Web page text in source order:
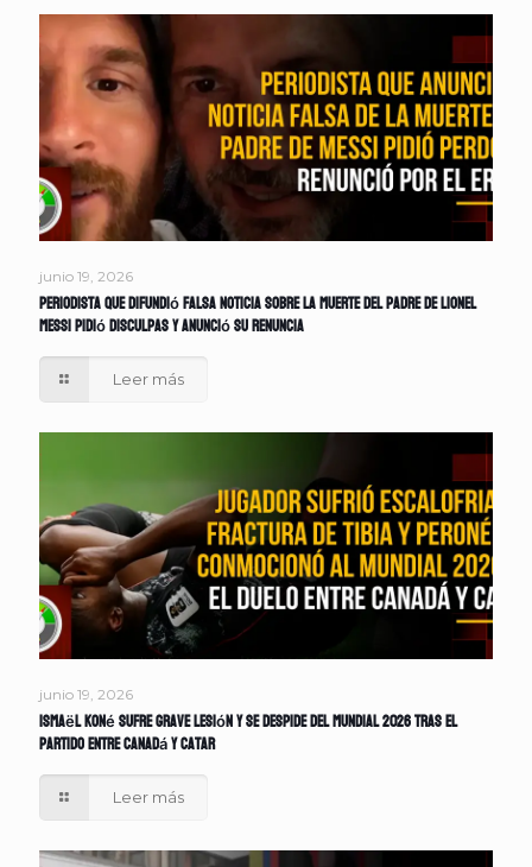
junio 19, 2026
Periodista que difundió falsa noticia sobre la muerte del padre de Lionel
Messi pidió disculpas y anunció su renuncia
Leer más
junio 19, 2026
Ismaël Koné sufre grave lesión y se despide del Mundial 2026 tras el
partido entre Canadá y Catar
Leer más